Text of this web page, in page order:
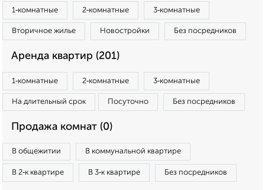
1‑комнатные 2‑комнатные 3‑комнатные
Вторичное жилье Новостройки Без посредников
Аренда квартир (201)
1‑комнатные 2‑комнатные 3‑комнатные
На длительный срок Посуточно Без посредников
Продажа комнат (0)
В общежитии В коммунальной квартире
В 2‑к квартире В 3‑к квартире Без посредников